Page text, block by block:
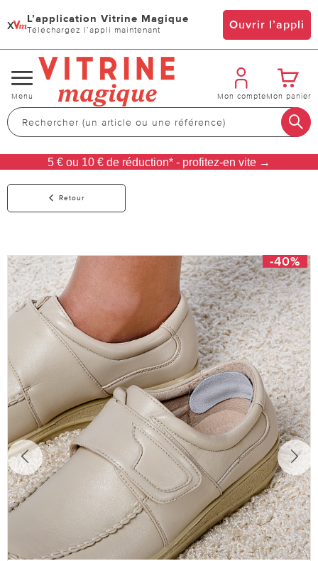
x L’application Vitrine Magique
Téléchargez l’appli maintenant Ouvrir l’appli
Changer
de
navigation
Menu Mon compteMon panier
5 € ou 10 € de réduction* - profitez-en vite →
Retour
-40%